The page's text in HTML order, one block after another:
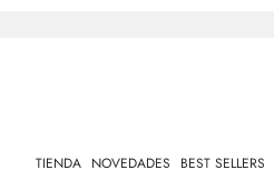
TIENDA NOVEDADES BEST SELLERS